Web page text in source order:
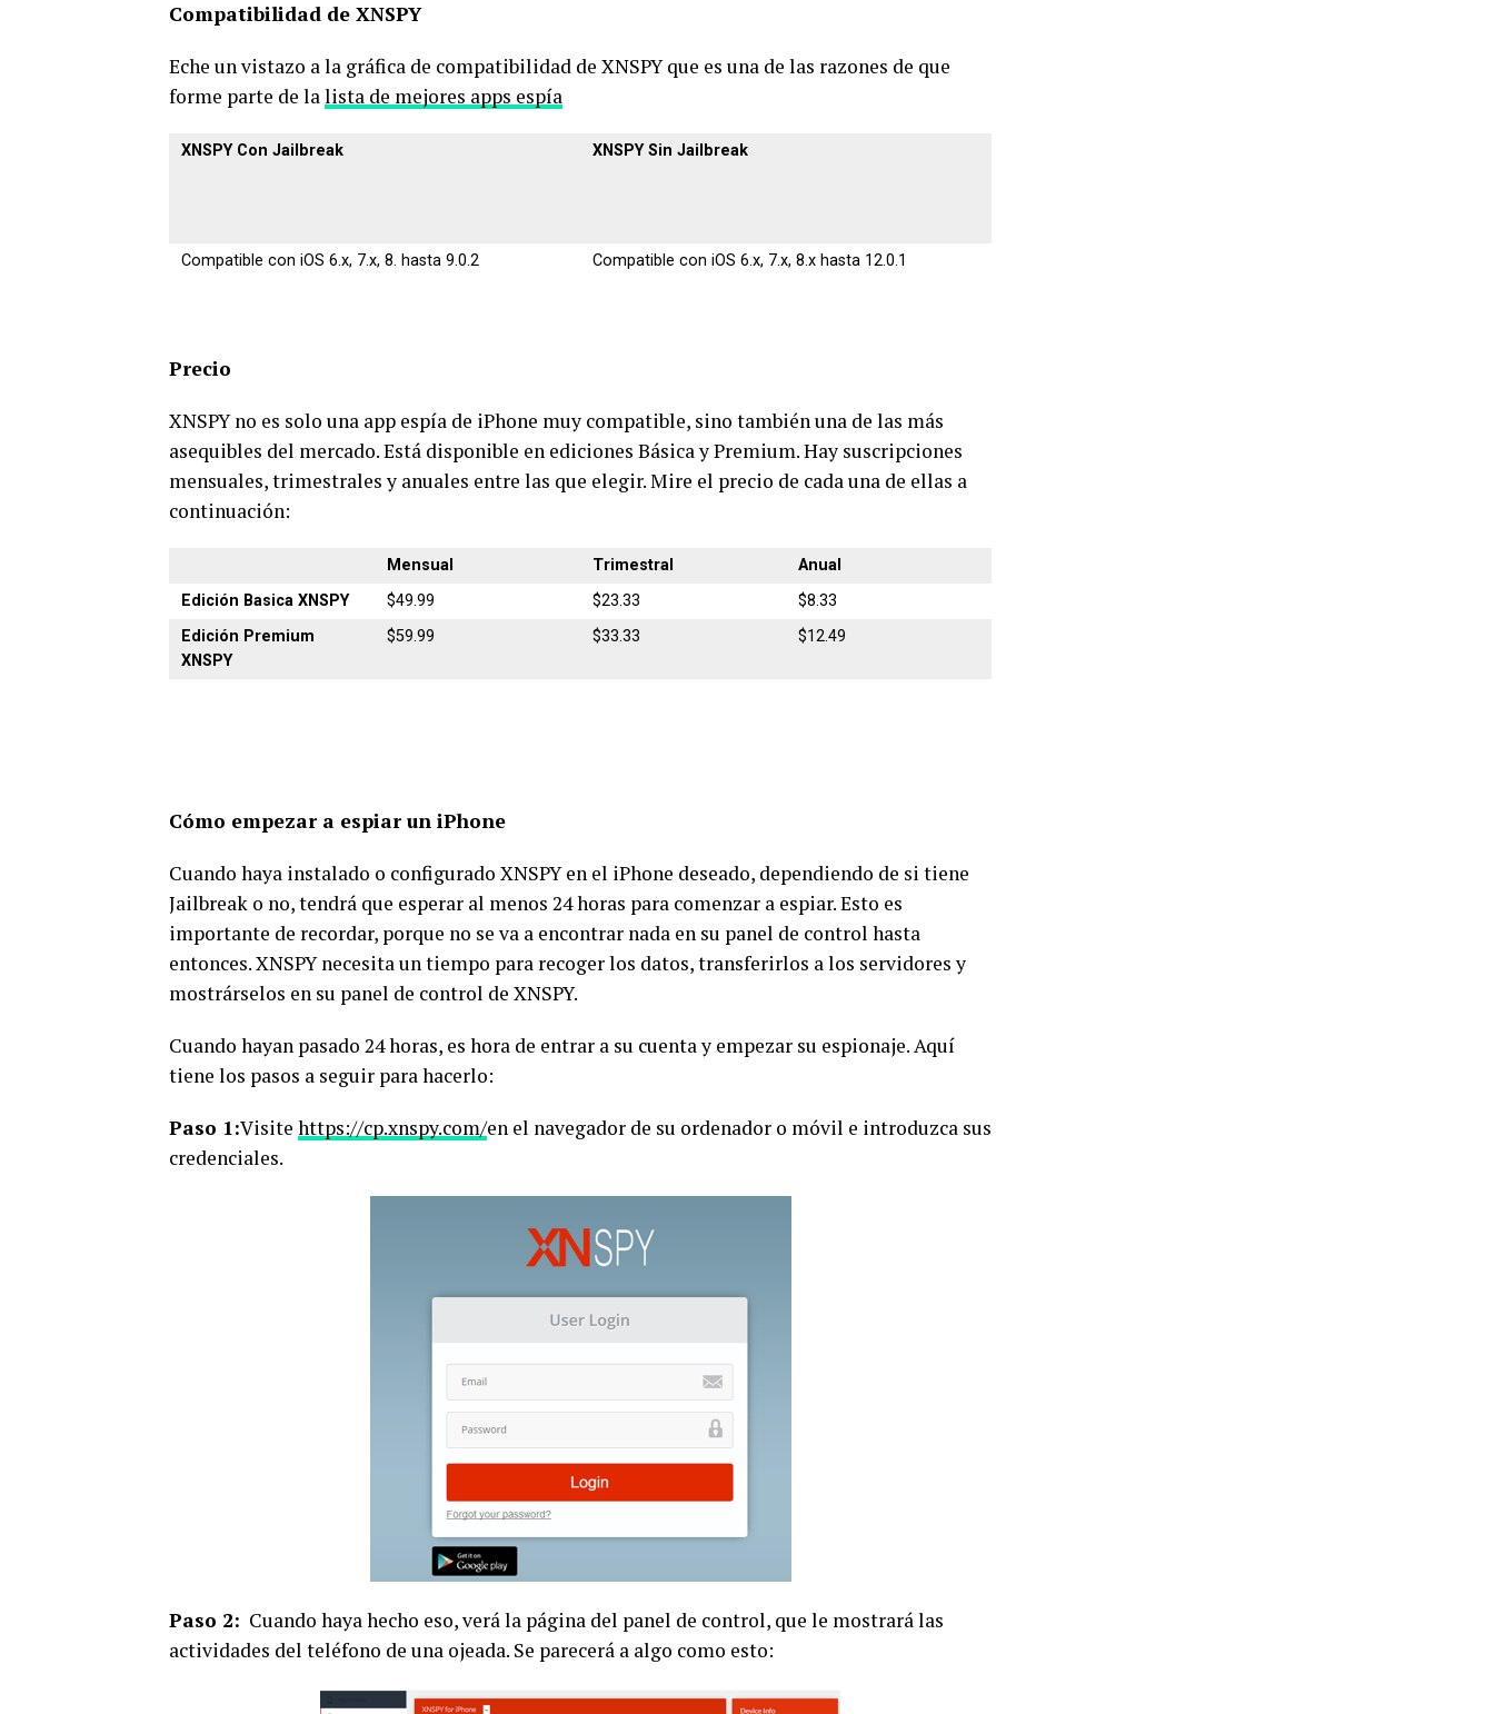
Compatibilidad de XNSPY
Eche un vistazo a la gráfica de compatibilidad de XNSPY que es una de las razones de que
forme parte de lalista de mejores apps espía
XNSPY Con Jailbreak XNSPY Sin Jailbreak
Compatible con iOS 6.x, 7.x, 8. hasta 9.0.2 Compatible con iOS 6.x, 7.x, 8.x hasta 12.0.1
Precio
XNSPY no es solo una app espía de iPhone muy compatible, sino también una de las más
asequibles del mercado. Está disponible en ediciones Básica y Premium. Hay suscripciones
mensuales, trimestrales y anuales entre las que elegir. Mire el precio de cada una de ellas a
continuación:
Mensual Trimestral
Anual
Edición Basica XNSPY
$49.99 $23.33
$8.33
Edición Premium
XNSPY
$59.99 $33.33 $12.49
Cómo empezar a espiar un iPhone
Cuando haya instalado o configurado XNSPY en el iPhone deseado, dependiendo de si tiene
Jailbreak o no, tendrá que esperar al menos 24 horas para comenzar a espiar. Esto es
importante de recordar, porque no se va a encontrar nada en su panel de control hasta
entonces. XNSPY necesita un tiempo para recoger los datos, transferirlos a los servidores y
mostrárselos en su panel de control de XNSPY.
Cuando hayan pasado 24 horas, es hora de entrar a su cuenta y empezar su espionaje. Aquí
tiene los pasos a seguir para hacerlo:
Paso 1:Visite https://cp.xnspy.com/en el navegador de su ordenador o móvil e introduzca sus
credenciales.
Paso 2: Cuando haya hecho eso, verá la página del panel de control, que le mostrará las
actividades del teléfono de una ojeada. Se parecerá a algo como esto: